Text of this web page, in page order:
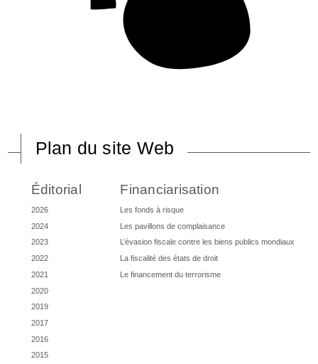
Plan du site Web
Éditorial
2026
2024
2023
2022
2021
2020
2019
2017
2016
2015
Financiarisation
Les fonds à risque
Les pavillons de complaisance
L’évasion fiscale contre les biens publics mondiaux
La fiscalité des états de droit
Le financement du terrorisme